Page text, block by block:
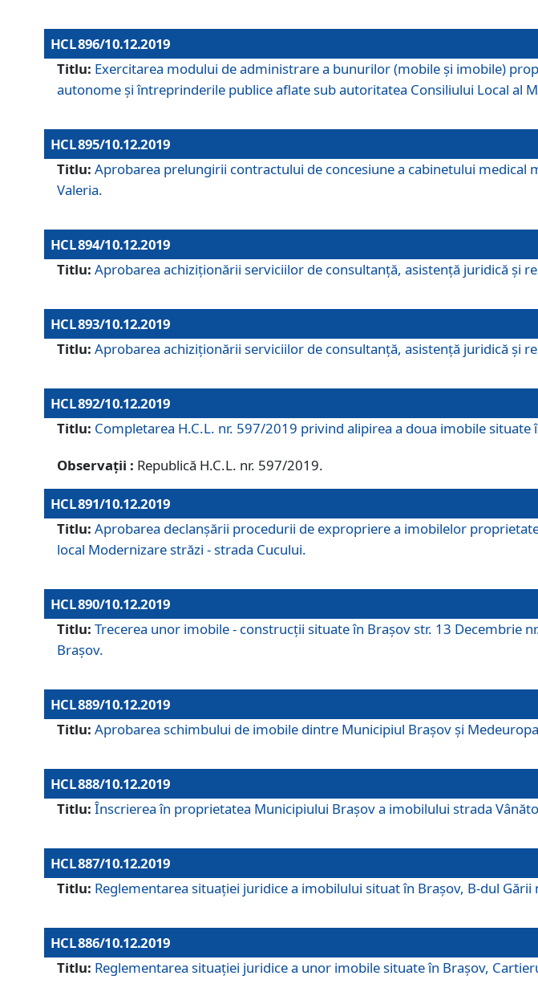
HCL 896/10.12.2019
Titlu: Exercitarea modului de administrare a bunurilor (mobile și imobile)
autonome și întreprinderile publice aflate sub autoritatea Consiliului Local al
HCL 895/10.12.2019
Titlu: Aprobarea prelungirii contractului de concesiune a cabinetului medical
Valeria.
HCL 894/10.12.2019
Titlu: Aprobarea achiziţionării serviciilor de consultanţă, asistenţă juridică şi
HCL 893/10.12.2019
Titlu: Aprobarea achiziţionării serviciilor de consultanţă, asistenţă juridică şi
HCL 892/10.12.2019
Titlu: Completarea H.C.L. nr. 597/2019 privind alipirea a doua imobile situate
Observații : Republică H.C.L. nr. 597/2019.
HCL 891/10.12.2019
Titlu: Aprobarea declanșării procedurii de expropriere a imobilelor
local Modernizare străzi - strada Cucului.
HCL 890/10.12.2019
Titlu: Trecerea unor imobile - construcții situate în Brașov str. 13 Decembrie
Brașov.
HCL 889/10.12.2019
Titlu: Aprobarea schimbului de imobile dintre Municipiul Brașov și
HCL 888/10.12.2019
Titlu: Înscrierea în proprietatea Municipiului Braşov a imobilului strada
HCL 887/10.12.2019
Titlu: Reglementarea situației juridice a imobilului situat în Brașov, B-dul Gării
HCL 886/10.12.2019
Titlu: Reglementarea situaţiei juridice a unor imobile situate în Braşov,